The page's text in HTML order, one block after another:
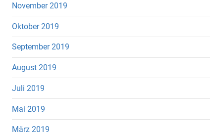
November 2019
Oktober 2019
September 2019
August 2019
Juli 2019
Mai 2019
März 2019